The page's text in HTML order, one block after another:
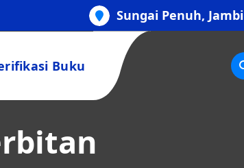
Sungai Penuh, Jambi
Buku